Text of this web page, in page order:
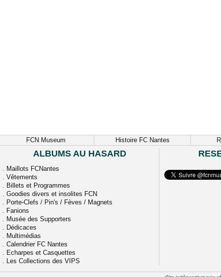
FCN Museum Histoire FC Nantes
ALBUMS AU HASARD
. Maillots FCNantes
. Vêtements
. Billets et Programmes
. Goodies divers et insolites FCN
. Porte-Clefs / Pin's / Fèves / Magnets
. Fanions
. Musée des Supporters
. Dédicaces
. Multimédias
. Calendrier FC Nantes
. Echarpes et Casquettes
. Les Collections des VIPS